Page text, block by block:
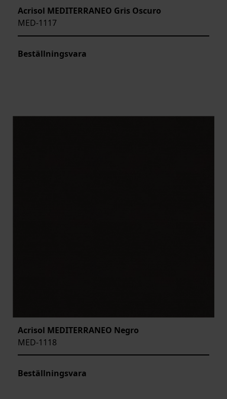
Acrisol MEDITERRANEO Gris Oscuro
MED-1117
Beställningsvara
Acrisol MEDITERRANEO Negro
MED-1118
Beställningsvara